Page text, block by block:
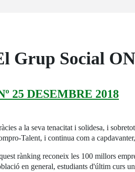
Grup Social
25 DESEMBRE 2018
a la seva tenacitat i solidesa, i
Talent, i continua com a
rànking reconeix les 100 millors
en general, estudiants d'últim curs